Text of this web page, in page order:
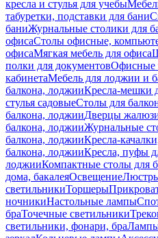
кресла и стулья для учебы
табуретки, подставки для бани
баниЖурнальные столики для
офисаСтолы офисные,
офисаМягкая мебель для офиса
полки для документовОфисные
кабинетаМебель для лоджии и
балкона, лоджииКресла-мешки
стулья садовыеСтолы для
балкона, лоджииДверцы
балкона, лоджииЖурнальные
балкона, лоджииКресла-
балкона, лоджииКресла, пуфы
лоджииКомпактные столы для
дома, бакалеяОсвещение
светильникиТоршеры
ночникиНастольные лампы
браТочечные светильники
светильники, фонари, бра